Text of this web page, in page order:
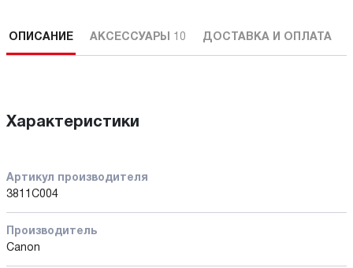
ОПИСАНИЕ АКСЕССУАРЫ 10 ДОСТАВКА И ОПЛАТА
Характеристики
Артикул производителя
3811C004
Производитель
Canon